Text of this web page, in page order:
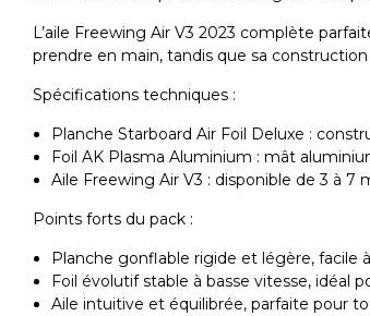
L’aile Freewing Air V3 2023 complète
prendre en main, tandis que sa
Spécifications techniques :
Planche Starboard Air Foil Deluxe :
Foil AK Plasma Aluminium : mât
Aile Freewing Air V3 : disponible de 3 à 7
Points forts du pack :
Planche gonflable rigide et légère, facile
Foil évolutif stable à basse vitesse, idéal
Aile intuitive et équilibrée, parfaite pour